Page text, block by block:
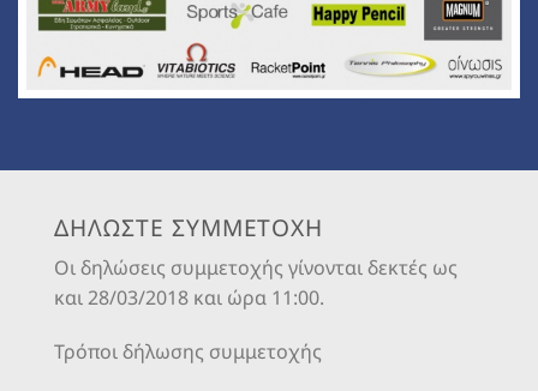
ΔΗΛΩΣΤΕ ΣΥΜΜΕΤΟΧΗ
Οι δηλώσεις συμμετοχής γίνονται δεκτές ως
και 28/03/2018 και ώρα 11:00.
Τρόποι δήλωσης συμμετοχής